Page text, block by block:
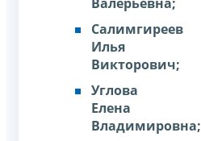
Салимгиреев
Илья
Викторович;
Углова
Елена
Владимировна;